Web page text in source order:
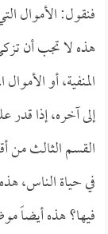
فنقول: الأموال
هذه لا تجب أن
المنفية، أو
إلى آخره، إذا قدر
القسم الثالث من
في حياة الناس،
فيها؟ هذه أيضاً